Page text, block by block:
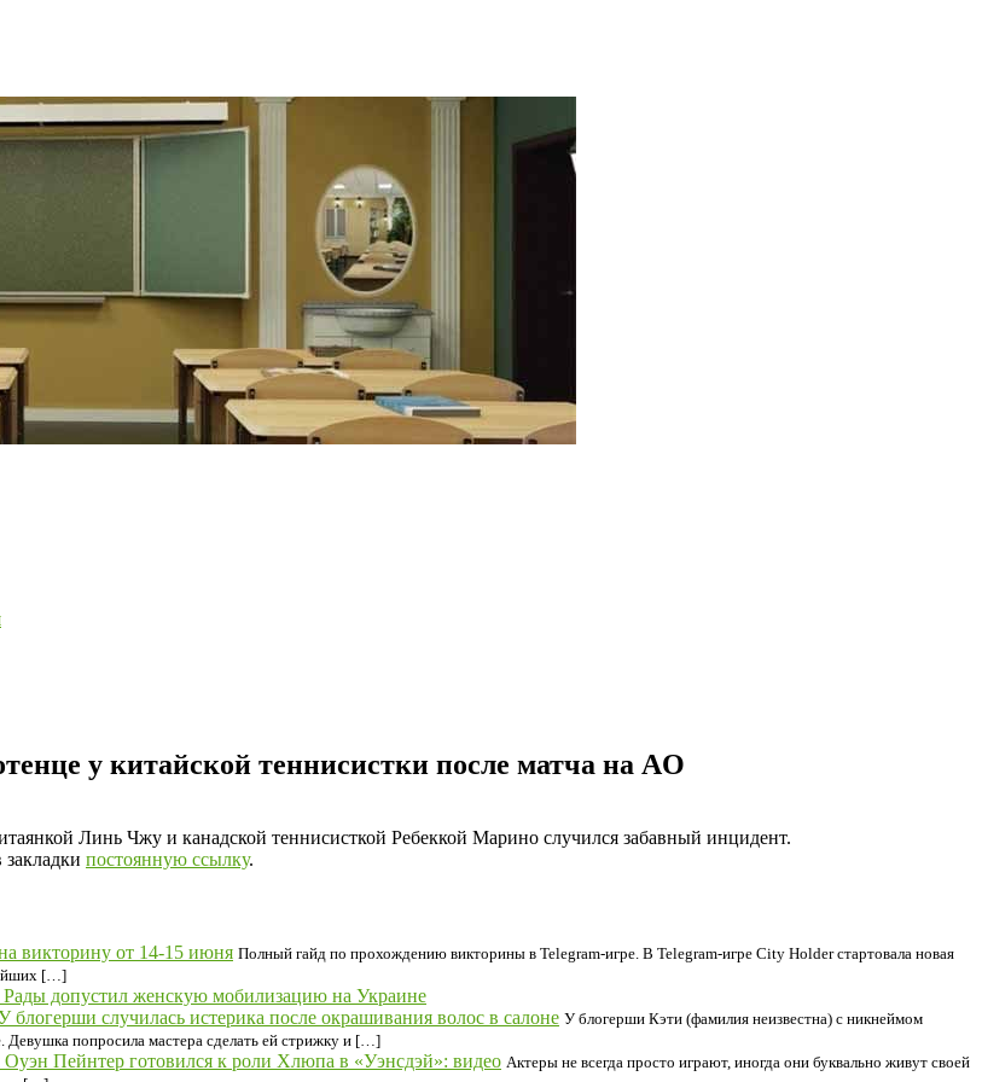
у китайской теннисистки после матча на AO
Линь Чжу и канадской теннисисткой Ребеккой Марино случился забавный инцидент.
закладки постоянную ссылку.
викторину от 14-15 июня Полный гайд по прохождению викторины в Telegram-игре. В Telegram-игре City Holder стартовала новая
[…]
Рады допустил женскую мобилизацию на Украине
блогерши случилась истерика после окрашивания волос в салоне У блогерши Кэти (фамилия неизвестна) с никнеймом
Девушка попросила мастера сделать ей стрижку и […]
Пейнтер готовился к роли Хлюпа в «Уэнсдэй»: видео Актеры не всегда просто играют, иногда они буквально живут своей